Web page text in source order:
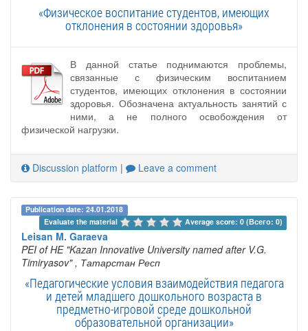
«Физическое воспитание студентов, имеющих
отклонения в состоянии здоровья»
В данной статье поднимаются проблемы,
связанные с физическим воспитанием
студентов, имеющих отклонения в состоянии
здоровья. Обозначена актуальность занятий с
ними, а не полного освобождения от
физической нагрузки.
Discussion platform | Leave a comment
Publication date: 24.01.2018
Evaluate the material
Average score: 0 (Всего: 0)
Leisan M. Garaeva
PEI of HE "Kazan Innovative University named after V.G.
Timiryasov" , Татарстан Респ
«Педагогические условия взаимодействия педагога
и детей младшего дошкольного возраста в
предметно-игровой среде дошкольной
образовательной организации»